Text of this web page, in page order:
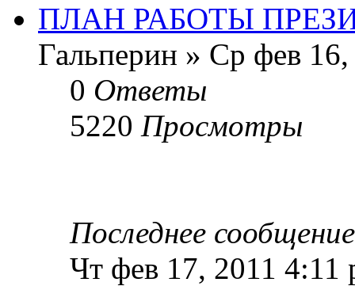
ПЛАН РАБОТЫ
Гальперин » Ср фев
0 Ответы
5220 Просмотры
Последнее
Чт фев 17, 2011 4:11